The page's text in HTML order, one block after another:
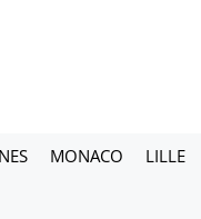
MONACO LILLE